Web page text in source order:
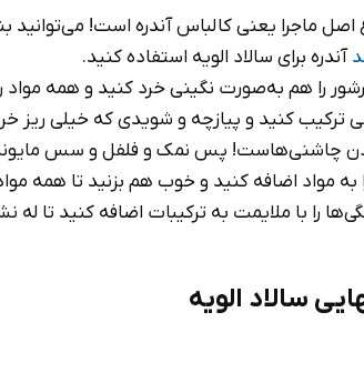
ماجرا یعنی کالباس آندره‌ است! می‌توانید
آندره برای سالاد الویه استفاده کنید.
را هم به‌صورت نگینی خرد کنید و همه مواد
ترکیب کنید و پیازچه و شویدی که خیلی ریز
چاشنی‌هاست! پس نمک و فلفل و سس مایونز
مواد اضافه کنید و خوب هم بزنید تا همه
را با ملایمت به ترکیبات اضافه کنید تا له
سالاد الویه